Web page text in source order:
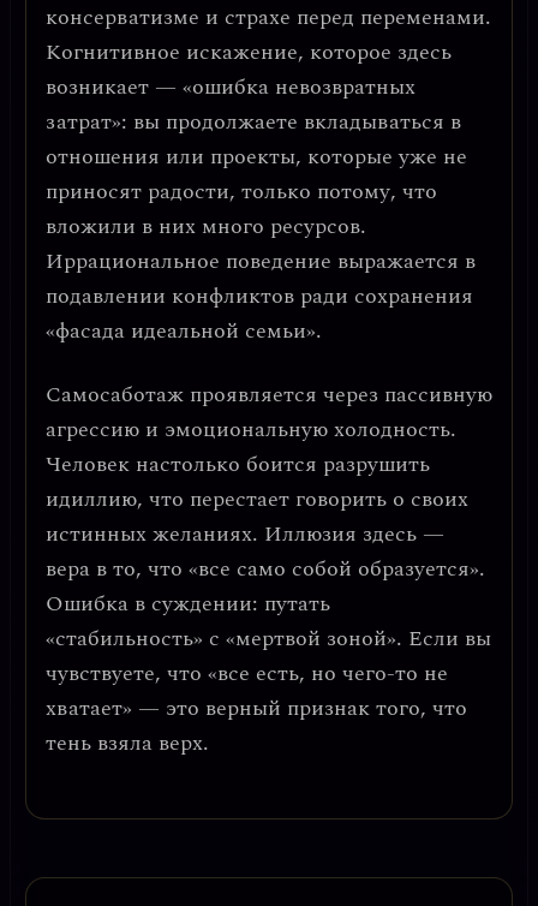
консерватизме и страхе перед переменами.
Когнитивное искажение, которое здесь
возникает — «ошибка невозвратных
затрат»: вы продолжаете вкладываться в
отношения или проекты, которые уже не
приносят радости, только потому, что
вложили в них много ресурсов.
Иррациональное поведение выражается в
подавлении конфликтов ради сохранения
«фасада идеальной семьи».
Самосаботаж проявляется через пассивную
агрессию и эмоциональную холодность.
Человек настолько боится разрушить
идиллию, что перестает говорить о своих
истинных желаниях. Иллюзия здесь —
вера в то, что «все само собой образуется».
Ошибка в суждении: путать
«стабильность» с «мертвой зоной». Если вы
чувствуете, что «все есть, но чего-то не
хватает» — это верный признак того, что
тень взяла верх.